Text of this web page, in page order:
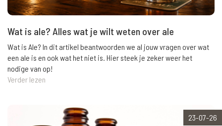
Wat is ale? Alles wat je wilt weten over ale
Wat is Ale? In dit artikel beantwoorden we al jouw vragen over wat
een ale is en ook wat het niet is. Hier steek je zeker weer het
nodige van op!
Verder lezen
23-07-26